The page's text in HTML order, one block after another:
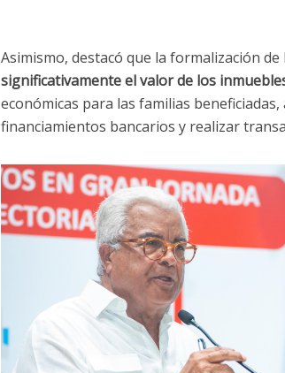
Asimismo, destacó que la formalización
significativamente el valor de los
económicas para las familias
financiamientos bancarios y realizar